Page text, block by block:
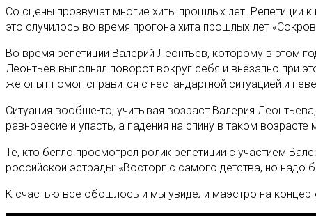
Со сцены прозвучат многие хиты прошлых лет. Репетиции
это случилось во время прогона хита прошлых лет
Во время репетиции Валерий Леонтьев, которому в этом
Леонтьев выполнял поворот вокруг себя и внезапно при
же опыт помог справится с нестандартной ситуацией и
Ситуация вообще-то, учитывая возраст Валерия
равновесие и упасть, а падения на спину в таком возрасте
Те, кто бегло просмотрел ролик репетиции с участием
российской эстрады: «Восторг с самого детства, но надо
К счастью все обошлось и мы увидели маэстро на